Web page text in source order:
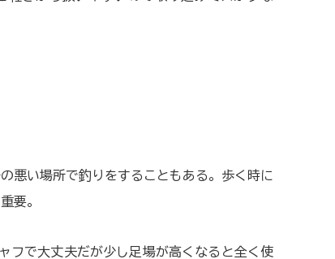
悪い場所で釣りをすることもある。歩く時に
要。
フで大丈夫だが少し足場が高くなると全く使